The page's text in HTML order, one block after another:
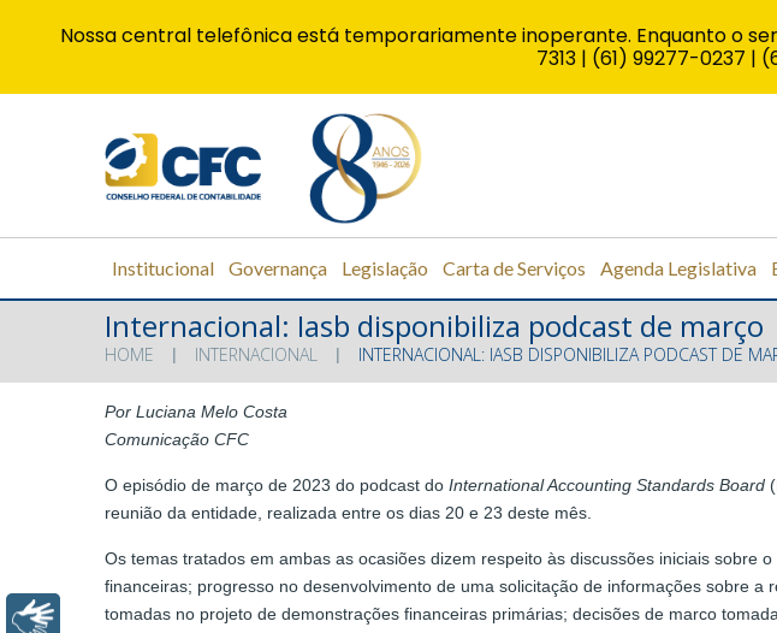
Institucional Governança Legislação Carta de Serviços Agenda Legislativa
Internacional: Iasb disponibiliza podcast de março
HOME INTERNACIONAL INTERNACIONAL: IASB DISPONIBILIZA PODCAST DE
Por Luciana Melo Costa
Comunicação CFC
O episódio de março de 2023 do podcast do International Accounting Standards Board
reunião da entidade, realizada entre os dias 20 e 23 deste mês.
Os temas tratados em ambas as ocasiões dizem respeito às discussões iniciais
financeiras; progresso no desenvolvimento de uma solicitação de informações sobre
tomadas no projeto de demonstrações financeiras primárias; decisões de marco
Nossa central telefônica está temporariamente inoperante. Enquanto o
7313 | (61) 99277-0237 |
Libras